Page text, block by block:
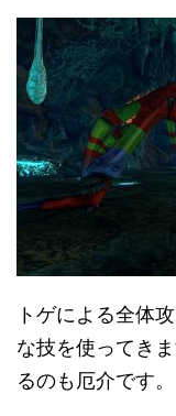
トゲによる全体
な技を使ってき
るのも厄介です。